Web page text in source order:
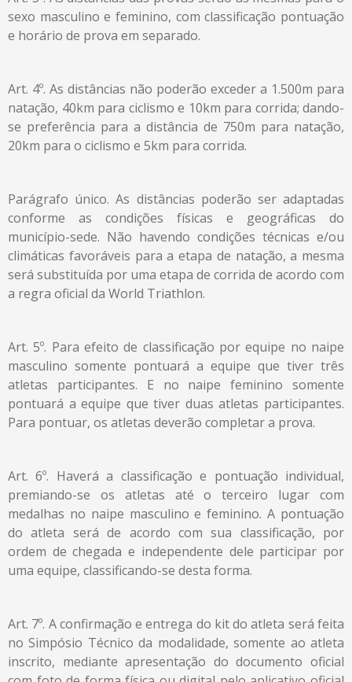
sexo masculino e feminino, com classificação pontuação
e horário de prova em separado.
Art. 4º. As distâncias não poderão exceder a 1.500m para
natação, 40km para ciclismo e 10km para corrida; dando-
se preferência para a distância de 750m para natação,
20km para o ciclismo e 5km para corrida.
Parágrafo único. As distâncias poderão ser adaptadas
conforme as condições físicas e geográficas do
município-sede. Não havendo condições técnicas e/ou
climáticas favoráveis para a etapa de natação, a mesma
será substituída por uma etapa de corrida de acordo com
a regra oficial da World Triathlon.
Art. 5º. Para efeito de classificação por equipe no naipe
masculino somente pontuará a equipe que tiver três
atletas participantes. E no naipe feminino somente
pontuará a equipe que tiver duas atletas participantes.
Para pontuar, os atletas deverão completar a prova.
Art. 6º. Haverá a classificação e pontuação individual,
premiando-se os atletas até o terceiro lugar com
medalhas no naipe masculino e feminino. A pontuação
do atleta será de acordo com sua classificação, por
ordem de chegada e independente dele participar por
uma equipe, classificando-se desta forma.
Art. 7º. A confirmação e entrega do kit do atleta será feita
no Simpósio Técnico da modalidade, somente ao atleta
inscrito, mediante apresentação do documento oficial